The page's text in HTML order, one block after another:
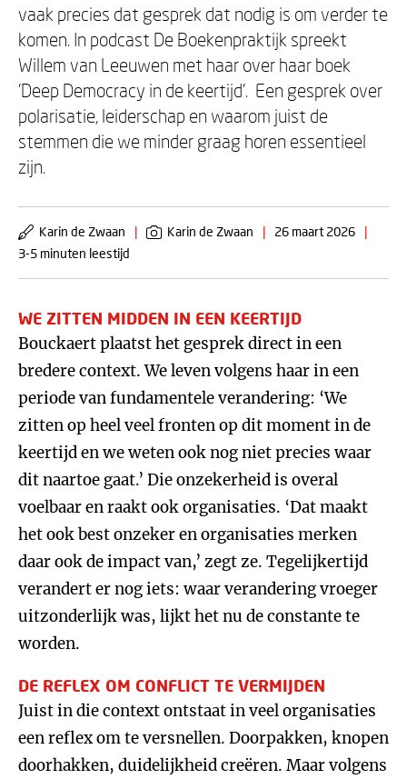
vaak precies dat gesprek dat nodig is om verder te
komen. In podcast De Boekenpraktijk spreekt
Willem van Leeuwen met haar over haar boek
'Deep Democracy in de keertijd'. Een gesprek over
polarisatie, leiderschap en waarom juist de
stemmen die we minder graag horen essentieel
zijn.
Karin de Zwaan | Karin de Zwaan | 26 maart 2026
|
3-5 minuten leestijd
WE ZITTEN MIDDEN IN EEN KEERTIJD
Bouckaert plaatst het gesprek direct in een
bredere context. We leven volgens haar in een
periode van fundamentele verandering: ‘We
zitten op heel veel fronten op dit moment in de
keertijd en we weten ook nog niet precies waar
dit naartoe gaat.’ Die onzekerheid is overal
voelbaar en raakt ook organisaties. ‘Dat maakt
het ook best onzeker en organisaties merken
daar ook de impact van,’ zegt ze. Tegelijkertijd
verandert er nog iets: waar verandering vroeger
uitzonderlijk was, lijkt het nu de constante te
worden.
DE REFLEX OM CONFLICT TE VERMIJDEN
Juist in die context ontstaat in veel organisaties
een reflex om te versnellen. Doorpakken, knopen
doorhakken, duidelijkheid creëren. Maar volgens